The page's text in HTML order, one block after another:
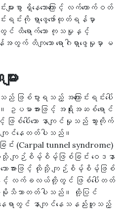
များစွာ ရှိနေသောကြောင့် လက်ကောက်ဝတ်
းရင်းကို ရှာဖွေဖော်ထုတ်ရန်မှာ
ထိရောက်သော ကုသမှုနှင့်
တွက် တိကျသော ရောဂါရှာဖွေမှုမှာ မ
း
ဖြစ်ပွားရသည့် အကြောင်းရင်းပေါ်
ပမာအားဖြင့် အရိုးအဆစ်ရောင်
င့် ဖြစ်ပေါ်သော နာကျင်မှုသည် သွားကိုက်
ျင်နေတတ်ပါသည်။
င်း (Carpal tunnel syndrome)
ကျဉ်စိမ့်စိမ့်ဖြစ်ခြင်း ဝေဒနာ
သောအားဖြင့် ထိုသို့ ကျဉ်စိမ့်စိမ့်ဖြစ်
င့် လက်ခလယ်တို့တွင် ဖြစ်ပေါ်တတ်
ပိုမိုသိသာတတ်ပါသည်။ ထို့ပြင်
ာတွင် နာကျင်နေသနည်းဟူသည့်